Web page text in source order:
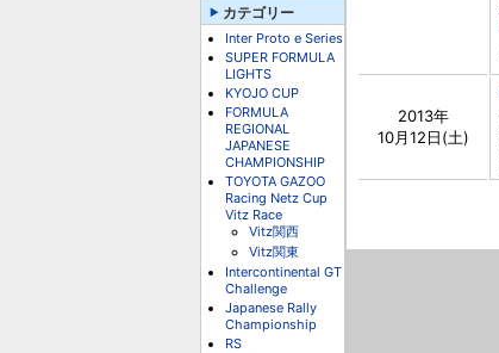
カテゴリー
Inter Proto e Series
SUPER FORMULA
LIGHTS
KYOJO CUP
FORMULA
REGIONAL
JAPANESE
CHAMPIONSHIP
TOYOTA GAZOO
Racing Netz Cup
Vitz Race
Vitz関西
Vitz関東
Intercontinental GT
Challenge
Japanese Rally
Championship
RS
2013年
10月12日(土)